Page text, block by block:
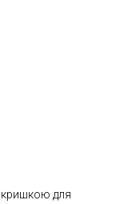
кришкою для